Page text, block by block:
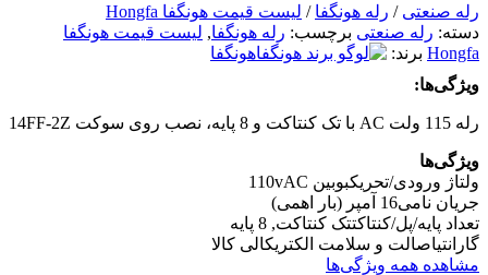
رله صنعتی / رله هونگفا / لیست قیمت هونگفا Hongfa
دسته: رله صنعتی برچسب: رله هونگفا, لیست قیمت هونگفا
Hongfa برند:
هونگفا
ویژگی‌ها:
رله 115 ولت AC با تک کنتاکت و 8 پایه، نصب روی سوکت 14FF-2Z
ویژگی‌ها
ولتاژ ورودی/تحریکبوبین 110vAC
جریان نامی16 آمپر (بار اهمی)
تعداد پایه/پل/کنتاکتتک کنتاکت, 8 پایه
گارانتیاصالت و سلامت الکتریکالی کالا
مشاهده همه ویژگی‌ها